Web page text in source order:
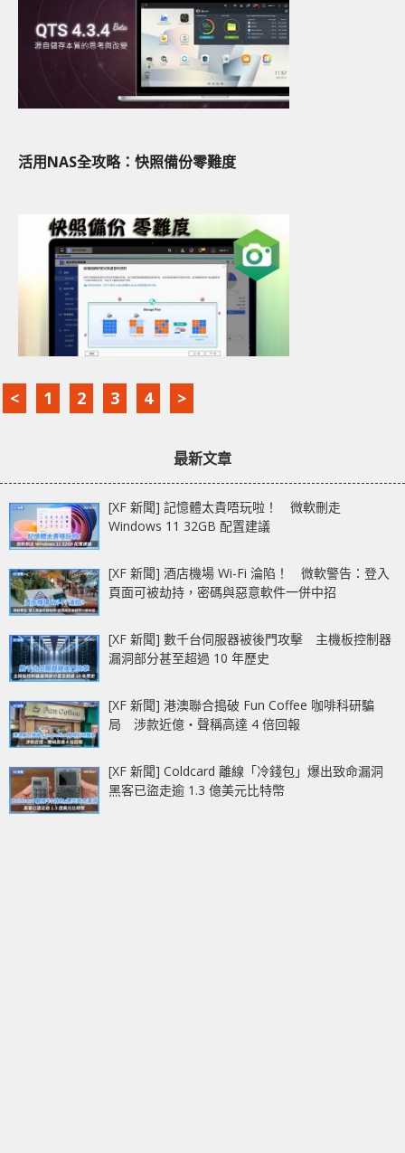
活用NAS全攻略：快照備份零難度
< 1 2 3 4 >
最新文章
[XF 新聞] 記憶體太貴唔玩啦！ 微軟刪走
Windows 11 32GB 配置建議
[XF 新聞] 酒店機場 Wi-Fi 淪陷！ 微軟警告：登入
頁面可被劫持，密碼與惡意軟件一併中招
[XF 新聞] 數千台伺服器被後門攻擊 主機板控制器
漏洞部分甚至超過 10 年歷史
[XF 新聞] 港澳聯合搗破 Fun Coffee 咖啡科研騙
局 涉款近億‧聲稱高達 4 倍回報
[XF 新聞] Coldcard 離線「冷錢包」爆出致命漏洞
黑客已盜走逾 1.3 億美元比特幣